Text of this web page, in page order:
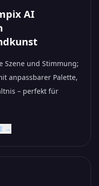
AI
Szene und Stimmung;
anpassbarer Palette,
– perfekt für
→